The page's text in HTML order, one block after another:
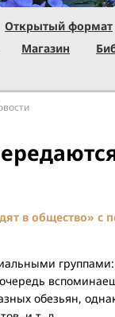
Открытый формат
Магазин
в общество» с
обезьян,